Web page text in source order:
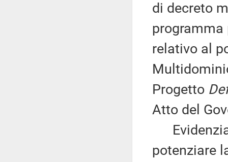
di decreto
programma
relativo al
Progetto
Atto del
Evidenzia
potenziare